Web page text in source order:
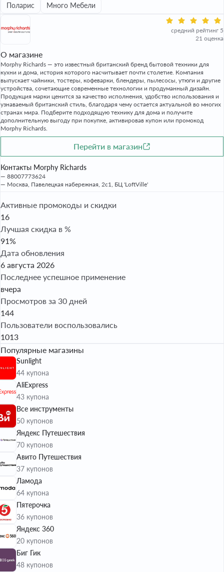
Поларис
Много Мебели
средний рейтинг 5
21 оценка
О магазине
Morphy Richards — это известный британский бренд бытовой техники для
кухни и дома, история которого насчитывает почти столетие. Компания
выпускает чайники, тостеры, кофеварки, блендеры, пылесосы, утюги и другие
устройства, сочетающие современные технологии и продуманный дизайн.
Продукция марки ценится за качество исполнения, удобство использования и
узнаваемый британский стиль, благодаря чему остается актуальной во многих
странах мира. Подберите подходящую технику для дома и получите
дополнительную выгоду при покупке, активировав купон или промокод
Morphy Richards.
Перейти в магазин
Контакты Morphy Richards
88007773624
Москва, Павелецкая набережная, 2с1, БЦ 'LoftVille'
Активные промокоды и скидки
16
Лучшая скидка в %
91%
Дата обновления
6 августа 2026
Последнее успешное применение
вчера
Просмотров за 30 дней
144
Пользователи воспользовались
1013
Популярные магазины
Sunlight
44 купона
AliExpress
43 купона
Все инструменты
50 купонов
Яндекс Путешествия
70 купонов
Авито Путешествия
37 купонов
Ламода
64 купона
Пятерочка
36 купонов
Яндекс 360
20 купонов
Биг Гик
48 купонов